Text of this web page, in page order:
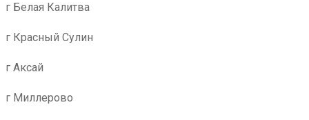
г Белая Калитва
г Красный Сулин
г Аксай
г Миллерово